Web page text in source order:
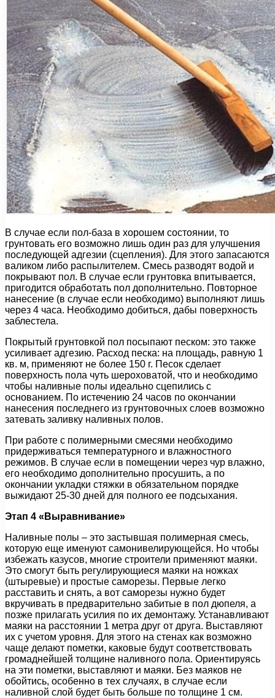
В случае если пол-база в хорошем состоянии, то
грунтовать его возможно лишь один раз для улучшения
последующей адгезии (сцепления). Для этого запасаются
валиком либо распылителем. Смесь разводят водой и
покрывают пол. В случае если грунтовка впитывается,
пригодится обработать пол дополнительно. Повторное
нанесение (в случае если необходимо) выполняют лишь
через 4 часа. Необходимо добиться, дабы поверхность
заблестела.
Покрытый грунтовкой пол посыпают песком: это также
усиливает адгезию. Расход песка: на площадь, равную 1
кв. м, применяют не более 150 г. Песок сделает
поверхность пола чуть шероховатой, что и необходимо
чтобы наливные полы идеально сцепились с
основанием. По истечению 24 часов по окончании
нанесения последнего из грунтовочных слоев возможно
затевать заливку наливных полов.
При работе с полимерными смесями необходимо
придерживаться температурного и влажностного
режимов. В случае если в помещении через чур влажно,
его необходимо дополнительно просушить, а по
окончании укладки стяжки в обязательном порядке
выжидают 25-30 дней для полного ее подсыхания.
Этап 4 «Выравнивание»
Наливные полы – это застывшая полимерная смесь,
которую еще именуют самонивелирующейся. Но чтобы
избежать казусов, многие строители применяют маяки.
Это смогут быть регулирующиеся маяки на ножках
(штыревые) и простые саморезы. Первые легко
расставить и снять, а вот саморезы нужно будет
вкручивать в предварительно забитые в пол дюпеля, а
позже прилагать усилия по их демонтажу. Устанавливают
маяки на расстоянии 1 метра друг от друга. Выставляют
их с учетом уровня. Для этого на стенах как возможно
чаще делают пометки, каковые будут соответствовать
громаднейшей толщине наливного пола. Ориентируясь
на эти пометки, выставляют и маяки. Без маяков не
обойтись, особенно в тех случаях, в случае если
наливной слой будет быть больше по толщине 1 см.